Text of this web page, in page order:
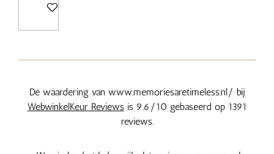
In winkelwagen
De waardering van www.memoriesaretimeless.nl/ bij
WebwinkelKeur Reviewsis 9.6/10 gebaseerd op 1391
reviews.